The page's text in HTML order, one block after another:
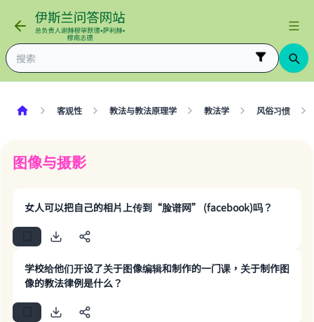
客观性 教法与教法原理学 教法学 风俗习惯
图像与摄影
女人可以把自己的相片上传到“脸谱网” (facebook)吗？
学校给他们开设了关于图像编辑和制作的一门课，关于制作图
像的教法律例是什么？